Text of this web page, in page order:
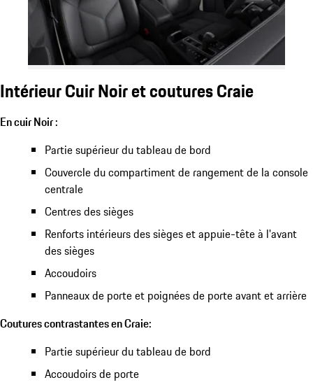
Intérieur Cuir Noir et coutures Craie
En cuir Noir :
Partie supérieur du tableau de bord
Couvercle du compartiment de rangement de la console
centrale
Centres des sièges
Renforts intérieurs des sièges et appuie-tête à l'avant
des sièges
Accoudoirs
Panneaux de porte et poignées de porte avant et arrière
Coutures contrastantes en Craie:
Partie supérieur du tableau de bord
Accoudoirs de porte